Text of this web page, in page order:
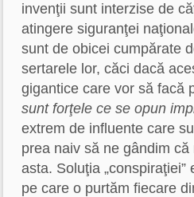
invenţii sunt interzise de
atingere siguranţei
sunt de obicei cumpărate
sertarele lor, căci dacă
gigantice care vor să facă
sunt forţele ce se opun
extrem de influente care
prea naiv să ne gândim că
asta. Soluţia
pe care o purtăm fiecare